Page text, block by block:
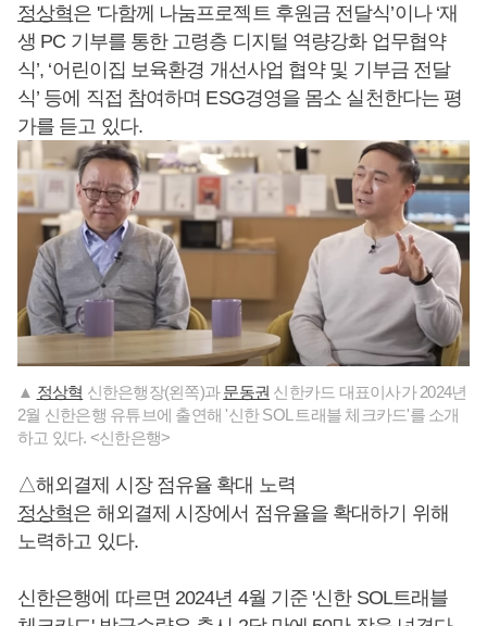
정상혁은 '다함께 나눔프로젝트 후원금 전달식’이나 ‘재
생 PC 기부를 통한 고령층 디지털 역량강화 업무협약
식’, ‘어린이집 보육환경 개선사업 협약 및 기부금 전달
식’ 등에 직접 참여하며 ESG경영을 몸소 실천한다는 평
가를 듣고 있다.
▲ 정상혁 신한은행장(왼쪽)과문동권 신한카드 대표이사가 2024년
2월 신한은행 유튜브에 출연해 '신한 SOL 트래블 체크카드'를 소개
하고 있다. <신한은행>
△해외결제 시장 점유율 확대 노력
정상혁은 해외결제 시장에서 점유율을 확대하기 위해
노력하고 있다.
신한은행에 따르면 2024년 4월 기준 '신한 SOL트래블